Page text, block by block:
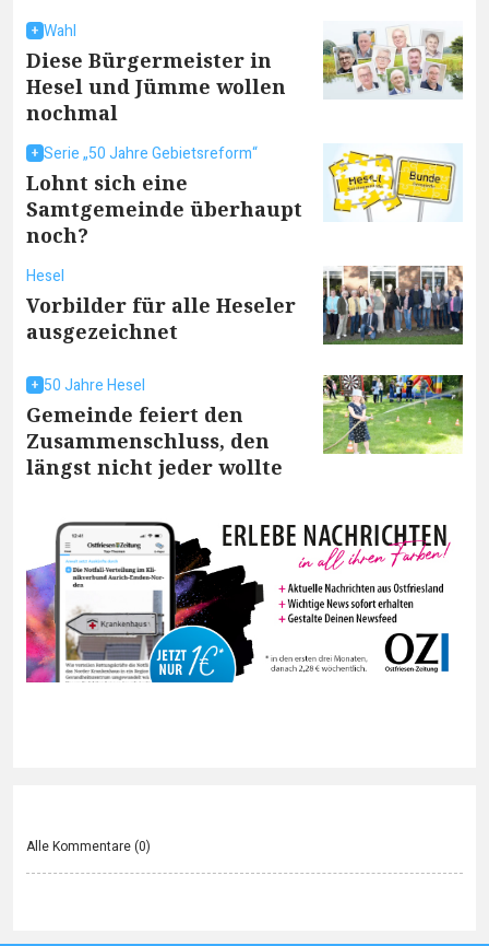
Wahl
Diese Bürgermeister in
Hesel und Jümme wollen
nochmal
Serie „50 Jahre Gebietsreform“
Lohnt sich eine
Samtgemeinde überhaupt
noch?
Hesel
Vorbilder für alle Heseler
ausgezeichnet
50 Jahre Hesel
Gemeinde feiert den
Zusammenschluss, den
längst nicht jeder wollte
Alle Kommentare (0)